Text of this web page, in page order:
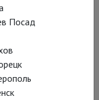
в
для тех, кто хочет
Посад